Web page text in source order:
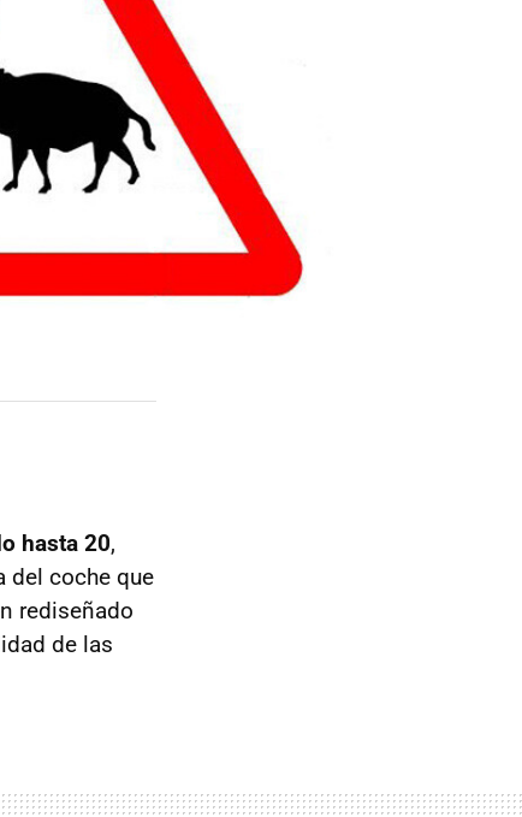
hasta 20,
del coche que
rediseñado
de las